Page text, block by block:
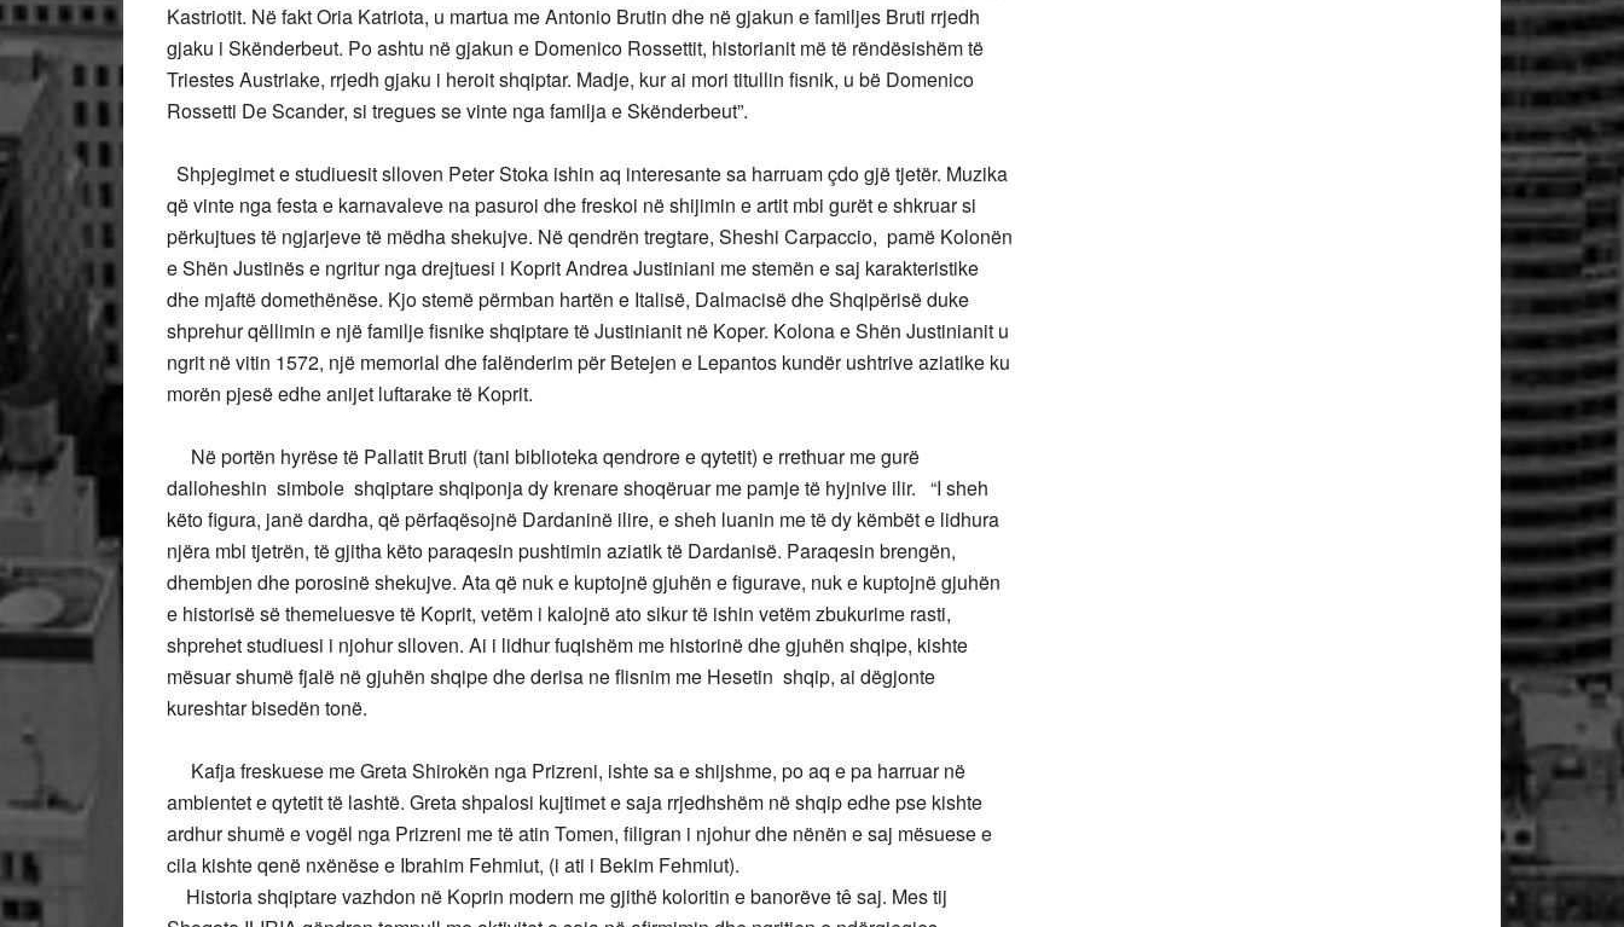
Kastriotit. Në fakt Oria Katriota, u martua me Antonio Brutin dhe në gjakun e familjes Bruti rrjedh
gjaku i Skënderbeut. Po ashtu në gjakun e Domenico Rossettit, historianit më të rëndësishëm të
Triestes Austriake, rrjedh gjaku i heroit shqiptar. Madje, kur ai mori titullin fisnik, u bë Domenico
Rossetti De Scander, si tregues se vinte nga familja e Skënderbeut”.
Shpjegimet e studiuesit slloven Peter Stoka ishin aq interesante sa harruam çdo gjë tjetër. Muzika
që vinte nga festa e karnavaleve na pasuroi dhe freskoi në shijimin e artit mbi gurët e shkruar si
përkujtues të ngjarjeve të mëdha shekujve. Në qendrën tregtare, Sheshi Carpaccio, pamë Kolonën
e Shën Justinës e ngritur nga drejtuesi i Koprit Andrea Justiniani me stemën e saj karakteristike
dhe mjaftë domethënëse. Kjo stemë përmban hartën e Italisë, Dalmacisë dhe Shqipërisë duke
shprehur qëllimin e një familje fisnike shqiptare të Justinianit në Koper. Kolona e Shën Justinianit u
ngrit në vitin 1572, një memorial dhe falënderim për Betejen e Lepantos kundër ushtrive aziatike ku
morën pjesë edhe anijet luftarake të Koprit.
Në portën hyrëse të Pallatit Bruti (tani biblioteka qendrore e qytetit) e rrethuar me gurë
dalloheshin simbole shqiptare shqiponja dy krenare shoqëruar me pamje të hyjnive ilir. “I sheh
këto figura, janë dardha, që përfaqësojnë Dardaninë ilire, e sheh luanin me të dy këmbët e lidhura
njëra mbi tjetrën, të gjitha këto paraqesin pushtimin aziatik të Dardanisë. Paraqesin brengën,
dhembjen dhe porosinë shekujve. Ata që nuk e kuptojnë gjuhën e figurave, nuk e kuptojnë gjuhën
e historisë së themeluesve të Koprit, vetëm i kalojnë ato sikur të ishin vetëm zbukurime rasti,
shprehet studiuesi i njohur slloven. Ai i lidhur fuqishëm me historinë dhe gjuhën shqipe, kishte
mësuar shumë fjalë në gjuhën shqipe dhe derisa ne flisnim me Hesetin shqip, ai dëgjonte
kureshtar bisedën tonë.
Kafja freskuese me Greta Shirokën nga Prizreni, ishte sa e shijshme, po aq e pa harruar në
ambientet e qytetit të lashtë. Greta shpalosi kujtimet e saja rrjedhshëm në shqip edhe pse kishte
ardhur shumë e vogël nga Prizreni me të atin Tomen, filigran i njohur dhe nënën e saj mësuese e
cila kishte qenë nxënëse e Ibrahim Fehmiut, (i ati i Bekim Fehmiut).
Historia shqiptare vazhdon në Koprin modern me gjithë koloritin e banorëve tê saj. Mes tij